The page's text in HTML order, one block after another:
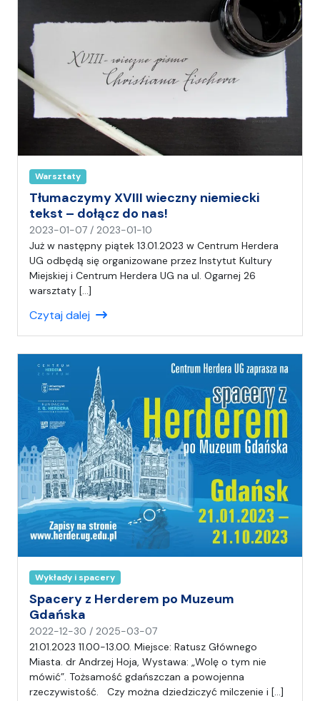
i
Warsztaty
Tłumaczymy XVIII wieczny niemiecki
tekst – dołącz do nas!
2023-01-07 / 2023-01-10
a
p
i
(
a
Już w następny piątek 13.01.2023 w Centrum Herdera
UG odbędą się organizowane przez Instytut Kultury
Miejskiej i Centrum Herdera UG na ul. Ogarnej 26
warsztaty […]
Czytaj dalej
Wykłady i spacery
Spacery z Herderem po Muzeum
Gdańska
2022-12-30 / 2025-03-07
a
p
i
s
21.01.2023 11.00-13.00. Miejsce: Ratusz Głównego
Miasta. dr Andrzej Hoja, Wystawa: „Wolę o tym nie
mówić”. Tożsamość gdańszczan a powojenna
rzeczywistość. Czy można dziedziczyć milczenie i […]